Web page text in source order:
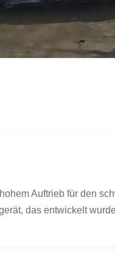
Auftrieb für den
das entwickelt